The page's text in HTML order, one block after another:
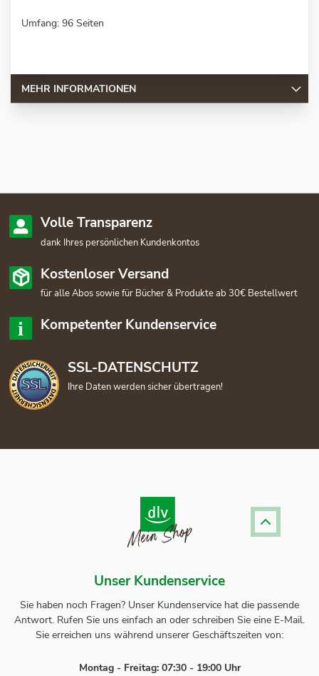
Umfang: 96 Seiten
MEHR INFORMATIONEN
Volle Transparenz
dank Ihres persönlichen Kundenkontos
Kostenloser Versand
für alle Abos sowie für Bücher & Produkte ab 30€ Bestellwert
Kompetenter Kundenservice
SSL-DATENSCHUTZ
Ihre Daten werden sicher übertragen!
Unser Kundenservice
Sie haben noch Fragen? Unser Kundenservice hat die passende
Antwort. Rufen Sie uns einfach an oder schreiben Sie eine E-Mail.
Sie erreichen uns während unserer Geschäftszeiten von:
Montag - Freitag: 07:30 - 19:00 Uhr